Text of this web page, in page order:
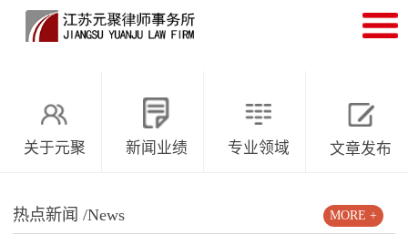
关于元聚 新闻业绩 专业领域 文章发布
热点新闻 /News MORE +